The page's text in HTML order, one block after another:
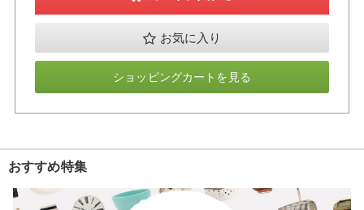
お気に入り
ショッピングカートを見る
おすすめ特集